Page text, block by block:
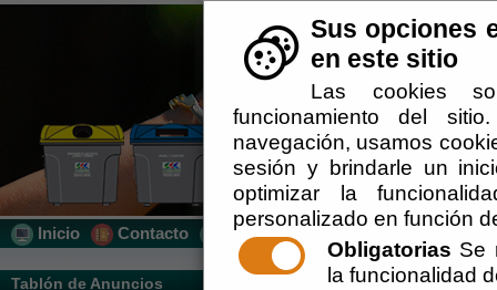
Sus opciones
en este sitio
Las cookies
funcionamiento del
navegación, usamos
sesión y brindarle un
optimizar la
personalizado en función
Obligatorias Se
la funcionalidad
Inicio Contacto Localización
Tablón de Anuncios